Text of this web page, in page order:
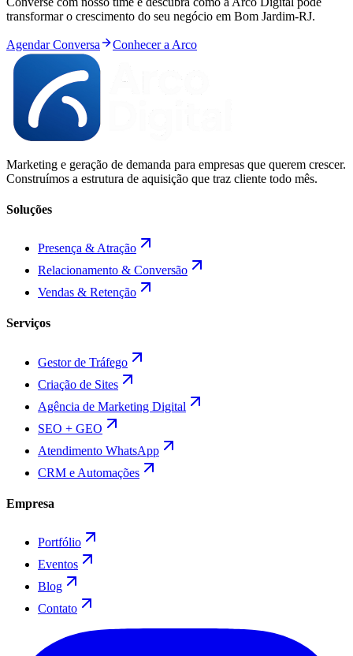
transformar o crescimento do seu negócio em Bom Jardim-RJ.
Agendar Conversa Conhecer a Arco
Marketing e geração de demanda para empresas que querem crescer.
Construímos a estrutura de aquisição que traz cliente todo mês.
Soluções
Presença & Atração
Relacionamento & Conversão
Vendas & Retenção
Serviços
Gestor de Tráfego
Criação de Sites
Agência de Marketing Digital
SEO + GEO
Atendimento WhatsApp
CRM e Automações
Empresa
Portfólio
Eventos
Blog
Contato